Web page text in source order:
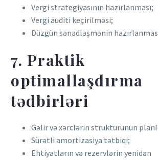
Vergi strategiyasının hazırlanması;
Vergi auditi keçirilməsi;
Düzgün sənədləşmənin
7. Praktik
optimallaşdırma
tədbirləri
Gəlir və xərclərin strukturunun
Sürətli amortizasiya tətbiqi;
Ehtiyatların və rezervlərin yenidən